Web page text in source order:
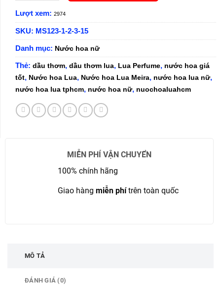
Lượt xem: 2974
SKU: MS123-1-2-3-15
Danh mục: Nước hoa nữ
Thẻ: dầu thơm, dầu thơm lua, Lua Perfume, nước hoa giá
tốt, Nước hoa Lua, Nước hoa Lua Meira, nước hoa lua nữ,
nước hoa lua tphcm, nước hoa nữ, nuochoaluahcm
MIỄN PHÍ VẬN CHUYỂN
100% chính hãng
Giao hàng miễn phítrên toàn quốc
MÔ TẢ
ĐÁNH GIÁ (0)